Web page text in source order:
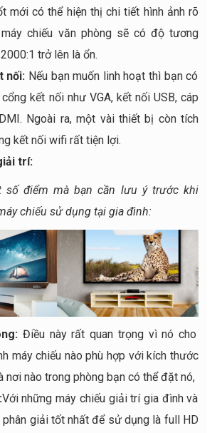
mới có thể hiện thị chi tiết hình ảnh rõ
chiếu văn phòng sẽ có độ tương
trở lên là ổn.
nối: Nếu bạn muốn linh hoạt thì bạn có
kết nối như VGA, kết nối USB, cáp
Ngoài ra, một vài thiết bị còn tích
kết nối wifi rất tiện lợi.
trí:
số điểm mà bạn cần lưu ý trước khi
chiếu sử dụng tại gia đình:
Điều này rất quan trọng vì nó cho
máy chiếu nào phù hợp với kích thước
nơi nào trong phòng bạn có thể đặt nó,
Với những máy chiếu giải trí gia đình và
giải tốt nhất để sử dụng là full HD